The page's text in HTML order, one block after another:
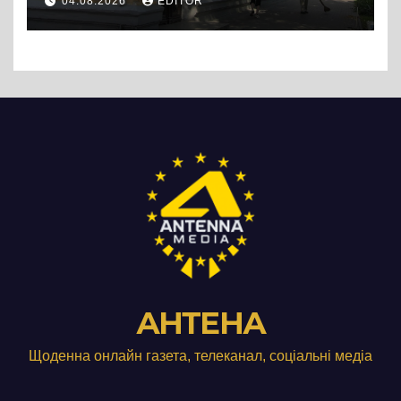
АНТЕНА
Щоденна онлайн газета, телеканал, соціальні медіа